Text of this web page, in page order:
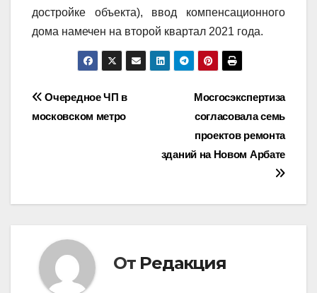
достройке объекта), ввод компенсационного
дома намечен на второй квартал 2021 года.
Навигация
Мосгосэкспертиза
согласовала семь
проектов ремонта
зданий на Новом Арбате
Очередное ЧП в
московском метро
От Редакция